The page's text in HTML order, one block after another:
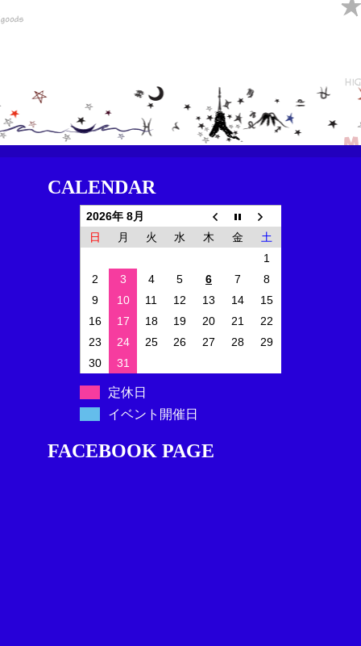
CALENDAR
2026年 8月
日
月 火 水 木 金
土
1
2
3 4 5 6 7
8
9
10 11 12 13 14
15
16
17 18 19 20 21
22
23
24 25 26 27 28
29
30
31
定休日
イベント開催日
FACEBOOK PAGE